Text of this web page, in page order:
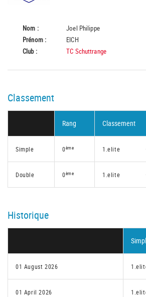
Nom :
Joel Philippe
Prénom :
EICH
Club :
TC Schuttrange
Classement
Rang Classement
Simple 0ème 1.elite
Double 0ème 1.elite
Historique
01 August 2026
01 April 2026